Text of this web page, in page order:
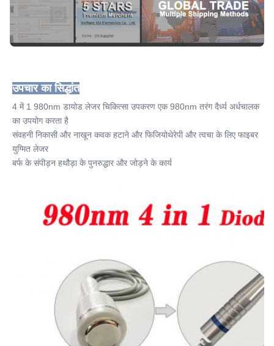
Port:
क़िंगदाओ
Name:
उपचार का सिद्धांत
4 में 1 980nm डायोड लेजर चिकित्सा उपकरण एक 980nm तरंग दैर्ध्य अर्धचालक
का उपयोग करता है
संवहनी निकासी और नाखून कवक हटाने और फिजियोथेरेपी और त्वचा के लिए फाइबर
युग्मित लेजर
बर्फ के संपीड़न हथौड़ा के पुनरुद्धार और जोड़ने के कार्य